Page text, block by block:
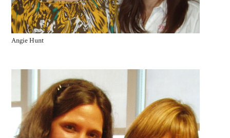
Angie Hunt